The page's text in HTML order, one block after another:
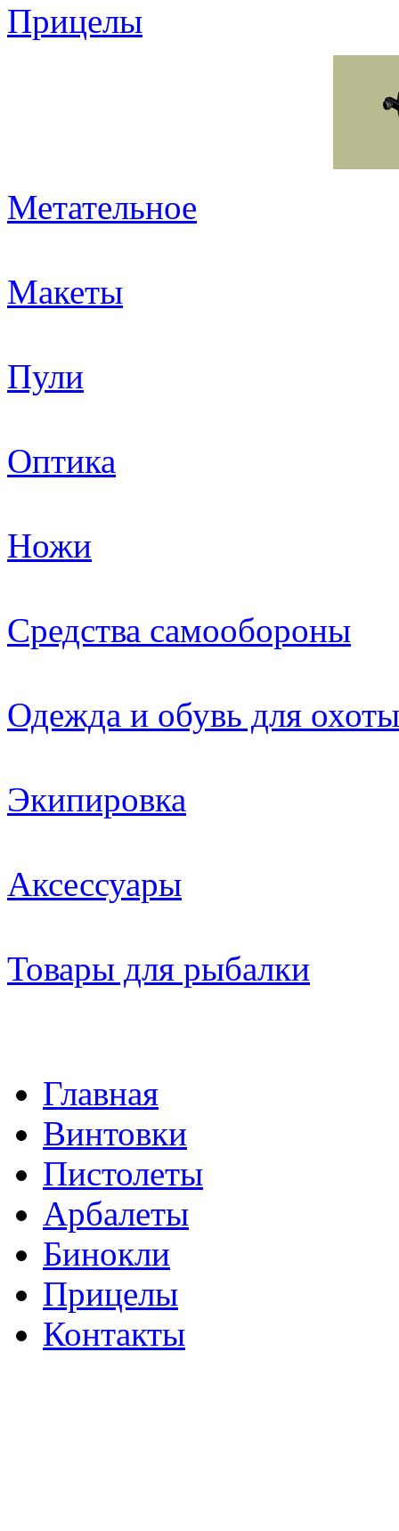
Прицелы
Метательное
Макеты
Пули
Оптика
Ножи
Средства самообороны
Одежда и обувь для охоты
Экипировка
Аксессуары
Товары для рыбалки
Главная
Винтовки
Пистолеты
Арбалеты
Бинокли
Прицелы
Контакты